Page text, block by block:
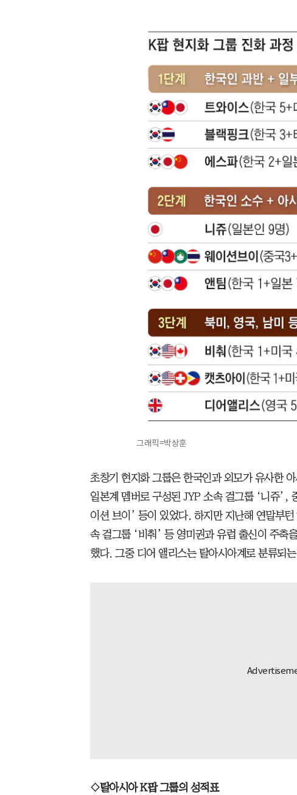
그래픽=박상훈
초창기 현지화 그룹은 한국인과 외모가 유사한
일본계 멤버로 구성된 JYP 소속 걸그룹 ‘니쥬’,
이션 브이’ 등이 있었다. 하지만 지난해 연말부
속 걸그룹 ‘비춰’ 등 영미권과 유럽 출신이 주축
했다. 그중 디어 앨리스는 탈아시아계로 분류되
◇탈아시아 K팝 그룹의 성적표